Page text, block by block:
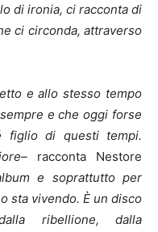
di ironia, ci racconta di
ci circonda, attraverso
e allo stesso tempo
e che oggi forse
figlio di questi tempi.
– racconta Nestore
e soprattutto per
sta vivendo. È un disco
ribellione, dalla